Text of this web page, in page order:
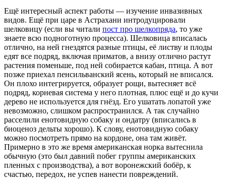
Ещё интересный аспект работы — изучение инвазивных
видов. Ещё при царе в Астрахани интродуцировали
шелковицу (если вы читали пост про шелкопряда, то уже
знаете всю подноготную процесса). Шелковица вписалась
отлично, на ней гнездятся разные птицы, её листву и плоды
едят все подряд, включая приматов, а внизу отлично растут
растения поменьше, под ней собирается кабан, птица. А вот
позже приехал пенсильванский ясень, который не вписался.
Он плохо интегрируется, образует рощи, вытесняет всё
подряд, корневая система у него плотная, плюс ещё и до кучи
дерево не используется для гнёзд. Его ушатать лопатой уже
невозможно, слишком распространился. А так случайно
расселили енотовидную собаку и ондатру (вписались в
биоценоз дельты хорошо). К слову, енотовидную собаку
можно посмотреть прямо на кордоне, она там живёт.
Примерно в это же время американская норка вытеснила
обычную (это был давний побег группы американских
пленных с производства), а вот воронежский бобёр, к
счастью, передох, не успев нанести повреждений.